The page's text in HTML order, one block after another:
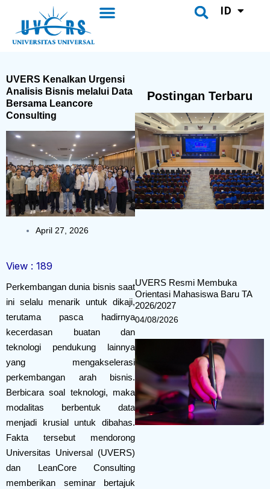
konten
Menu Search
ID
CH
UVERS Kenalkan Urgensi
Analisis Bisnis melalui Data
Bersama Leancore
Consulting
April 27, 2026
View : 189
Perkembangan dunia bisnis saat
ini selalu menarik untuk dikaji,
terutama pasca hadirnya
kecerdasan buatan dan
teknologi pendukung lainnya
yang mengakselerasi
perkembangan arah bisnis.
Berbicara soal teknologi, maka
modalitas berbentuk data
menjadi krusial untuk dibahas.
Fakta tersebut mendorong
Universitas Universal (UVERS)
dan LeanCore Consulting
memberikan seminar bertajuk
Postingan Terbaru
UVERS Resmi Membuka
Orientasi Mahasiswa Baru TA
2026/2027
04/08/2026